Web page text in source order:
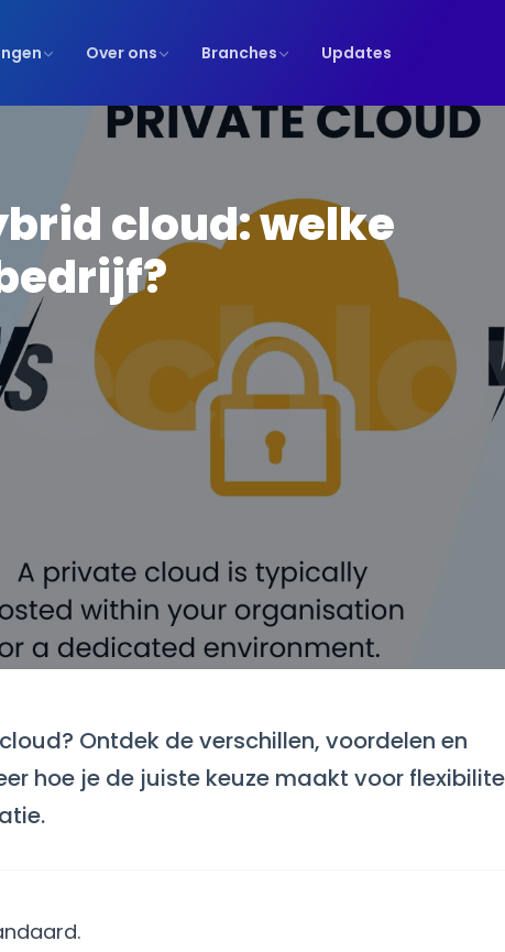
Over ons Branches Updates
cloud: welke
Ontdek de verschillen, voordelen en
hoe je de juiste keuze maakt voor